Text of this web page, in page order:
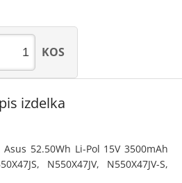
KOS
izdelka
52.50Wh Li-Pol 15V 3500mAh
N550X47JV, N550X47JV-S,